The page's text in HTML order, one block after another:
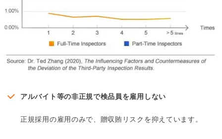
アルバイト等の非正規で検品員を雇用しない
正規採用の雇用のみで、贈収賄リスクを抑えています。